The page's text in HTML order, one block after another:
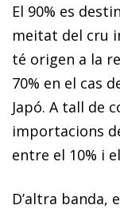
El 90% es
meitat del cru
té origen a la
70% en el cas
Japó. A tall de
importacions
entre el 10% i
D’altra banda,